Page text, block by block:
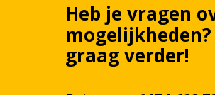
Heb je vragen
mogelijkheden?
graag verder!